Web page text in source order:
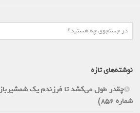
نوشته‌های تازه
چقدر طول می‌کشد تا فرزندم یک شمشیرباز
شماره 856)